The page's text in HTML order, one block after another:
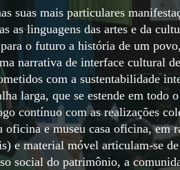
suas mais particulares
as linguagens das artes e da
o futuro a história de um
narrativa de interface cultural
com a sustentabilidade
larga, que se estende em todo
contínuo com as realizações
oficina e museu casa oficina, em
e material móvel articulam-se
social do patrimônio, a